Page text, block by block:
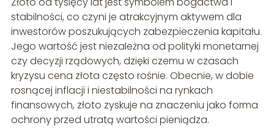
stabilności, co czyni je atrakcyjnym aktywem dla
inwestorów poszukujących zabezpieczenia kapitału.
Jego wartość jest niezależna od polityki monetarnej
czy decyzji rządowych, dzięki czemu w czasach
kryzysu cena złota często rośnie. Obecnie, w dobie
rosnącej inflacji i niestabilności na rynkach
finansowych, złoto zyskuje na znaczeniu jako forma
ochrony przed utratą wartości pieniądza.